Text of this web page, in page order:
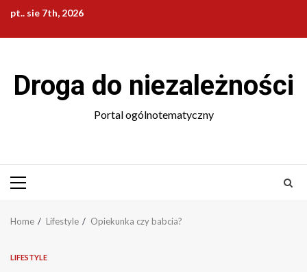
Skip
content
pt.. sie 7th, 2026
Droga do niezależności
Portal ogólnotematyczny
Primary
Home Lifestyle Opiekunka czy babcia?
LIFESTYLE